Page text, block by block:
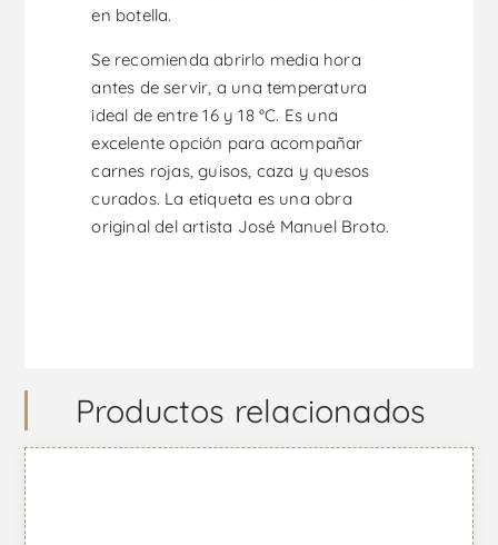
en botella.
Se recomienda abrirlo media hora
antes de servir, a una temperatura
ideal de entre 16 y 18 °C. Es una
excelente opción para acompañar
carnes rojas, guisos, caza y quesos
curados. La etiqueta es una obra
original del artista José Manuel Broto.
Productos relacionados